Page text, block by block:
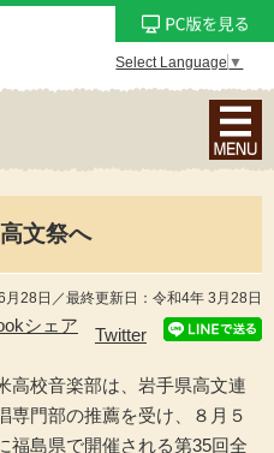
Select Language ▼
ナ
ビ
ン
メ
ュ
ー
を
文祭へ
28日／最終更新日：令和4年 3月28日
シェア Twitter
高校音楽部は、岩手県高文連
専門部の推薦を受け、８月５
福島県で開催される第35回全